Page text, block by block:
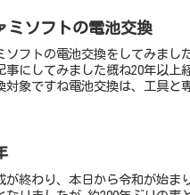
ミソフトの電池交換
ソフトの電池交換をしてみまし
事にしてみました概ね20年以上
対象ですね電池交換は、工具と
が終わり、本日から令和が始